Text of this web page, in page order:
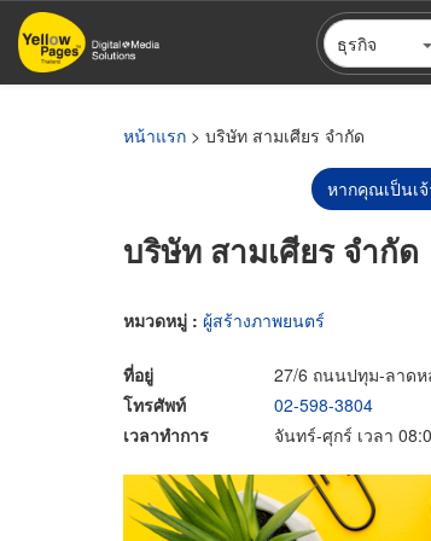
ข้าม
ไป
ธุรกิจ
หน้าแรก > บริษัท สามเศียร จำกัด
หากคุณเป็นเ
บริษัท สามเศียร จำกัด
หมวดหมู่ : ผู้สร้างภาพยนตร์
ที่อยู่
27/6 ถนนปทุม-ลาดห
โทรศัพท์
02-598-3804
เวลาทำการ
จันทร์-ศุกร์ เวลา